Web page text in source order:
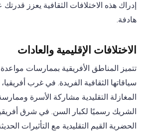
إدراك هذه الاختلافات الثقافية يعزز
هادفة.
الاختلافات الإقليمية والعادات
تتميز المناطق الأفريقية بممارسات
سياقاتها الثقافية الفريدة. في غرب
المغازلة التقليدية مشاركة الأسرة
الشريك رسميًا لكبار السن. في شرق
الحضرية القيم التقليدية مع التأثيرات